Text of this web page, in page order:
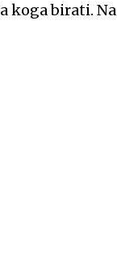
koga birati.